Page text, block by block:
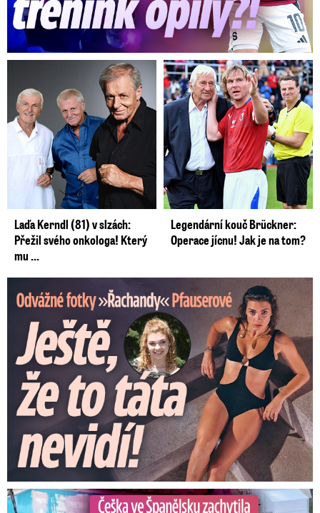
O víkendu bude oblačno až zataženo s deštěm
nebo přeháňkami. Na horách sněžení.Noční
teploty 5 až 1 °C. Nejvyšší denní teploty 5 až 9
°C.Mírný až čerstvý severozápadní vítr. Neděle
přinese drobnou změnu a místy bude
polojasno.Noční teploty 4 až 0 °C. Nejvyšší
denní teploty 3 až 7 °C. Slabý severovýchodní
vítr.
Laďa Kerndl (81) v slzách:
Přežil svého onkologa! Který
mu ...
Legendární kouč Brückner:
Operace jícnu! Jak je na tom?
Odvážné fotky Denisy Pfauserové: Ještě, že to táta nevidí
Češka ve Španělsku natočila nedůstojný boj o lehátka